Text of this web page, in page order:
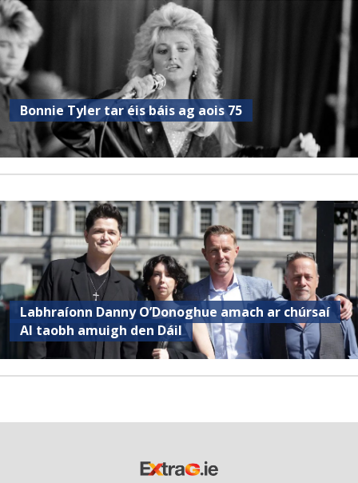
Bonnie Tyler tar éis báis ag aois 75
Labhraíonn Danny O’Donoghue amach ar chúrsaí
AI taobh amuigh den Dáil